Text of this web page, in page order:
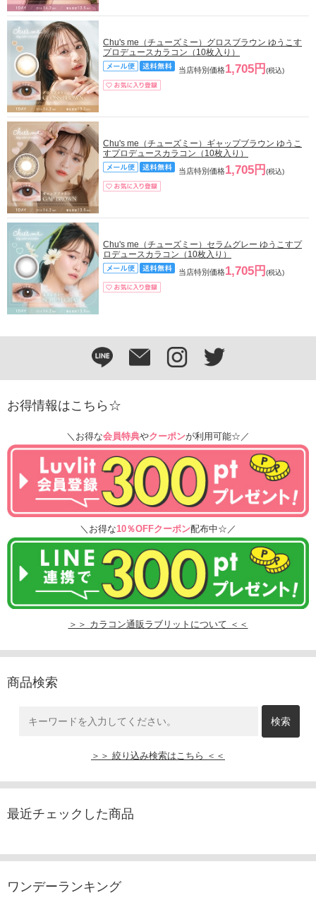
Chu's me（チューズミー）グロスブラウン ゆうこす
プロデュースカラコン（10枚入り）
当店特別価格1,705円 (税込)
Chu's me（チューズミー）ギャップブラウン ゆうこ
すプロデュースカラコン（10枚入り）
当店特別価格1,705円 (税込)
Chu's me（チューズミー）セラムグレー ゆうこすプ
ロデュースカラコン（10枚入り）
当店特別価格1,705円 (税込)
お得情報はこちら☆
＼お得な会員特典やクーポンが利用可能☆／
＼お得な10％OFFクーポン配布中☆／
＞＞ カラコン通販ラブリットについて ＜＜
商品検索
＞＞ 絞り込み検索はこちら ＜＜
最近チェックした商品
ワンデーランキング